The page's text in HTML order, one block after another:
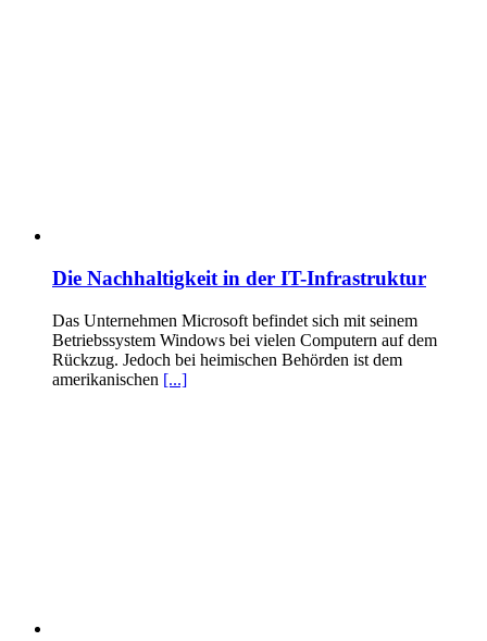
Die Nachhaltigkeit in der IT-Infrastruktur
Das Unternehmen Microsoft befindet sich mit seinem
Betriebssystem Windows bei vielen Computern auf dem
Rückzug. Jedoch bei heimischen Behörden ist dem
amerikanischen [...]